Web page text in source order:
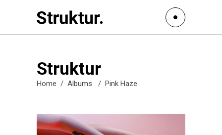
Struktur
Home / Albums / Pink Haze